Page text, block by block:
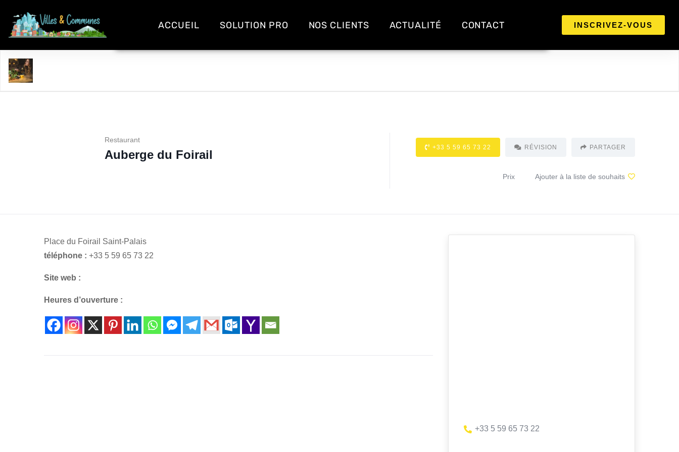
ACCUEIL SOLUTION PRO NOS CLIENTS ACTUALITÉ CONTACT INSCRIVEZ-VOUS
Restaurant
Auberge du Foirail
+33 5 59 65 73 22 RÉVISION PARTAGER
Prix Ajouter à la liste de souhaits
Place du Foirail Saint-Palais
téléphone : +33 5 59 65 73 22
Site web :
Heures d’ouverture :
+33 5 59 65 73 22